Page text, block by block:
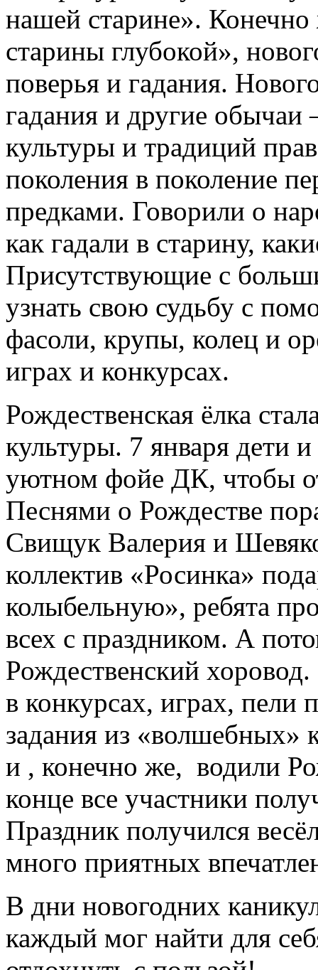
нашей старине».
старины глубокой»,
поверья и гадания.
гадания и другие обычаи
культуры и традиций
поколения в поколение
предками. Говорили о
как гадали в старину,
Присутствующие с
узнать свою судьбу с
фасоли, крупы, колец и
играх и конкурсах.
Рождественская ёлка
культуры. 7 января дети
уютном фойе ДК, чтобы
Песнями о Рождестве
Свищук Валерия и
коллектив «Росинка»
колыбельную», ребята
всех с праздником. А
Рождественский хоровод.
в конкурсах, играх, пели
задания из «волшебных»
и , конечно же, водили
конце все участники
Праздник получился
много приятных
В дни новогодних
каждый мог найти для